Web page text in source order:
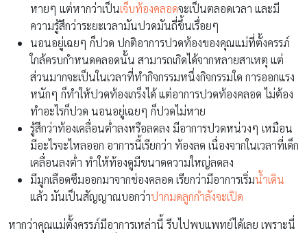
หายๆ แต่หากว่าเป็นเจ็บท้องคลอดจะเป็นตลอดเวลา และมี
ความรู้สึกว่าระยะเวลามันปวดมันถี่ขึ้นเรื่อยๆ
นอนอยู่เฉยๆ ก็ปวด ปกติอาการปวดท้องของคุณแม่ที่ตั้งครรภ์
ใกล้ครบกำหนดคลอดนั้น สามารถเกิดได้จากหลายสาเหตุ แต่
ส่วนมากจะเป็นในเวลาที่ทำกิจกรรมหนึ่งกิจกรรมใด การออกแรง
หนักๆ ก็ทำให้ปวดท้องเกร็งได้ แต่อาการปวดท้องคลอด ไม่ต้อง
ทำอะไรก็ปวด นอนอยู่เฉยๆ ก็ปวดไม่หาย
รู้สึกว่าท้องเคลื่อนต่ำลงหรือลดลง มีอาการปวดหน่วงๆ เหมือน
มีอะไรจะไหลออก อาการนี้เรียกว่า ท้องลด เนื่องจากในเวลาที่เด็ก
เคลื่อนลงต่ำ ทำให้ท้องดูมีขนาดความใหญ่ลดลง
มีมูกเลือดซึมออกมาจากช่องคลอด เรียกว่ามีอาการเริ่มน้ำเดิน
แล้ว มันเป็นสัญญาณบอกว่าปากมดลูกกำลังจะเปิด
หากว่าคุณแม่ตั้งครรภ์มีอาการเหล่านี้ รีบไปพบแพทย์ได้เลย เพราะนี่